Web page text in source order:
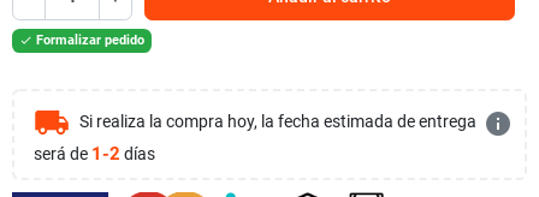
 Formalizar pedido
local_shipping Si realiza la compra hoy, la fecha estimada de entrega
será de 1-2 días
info